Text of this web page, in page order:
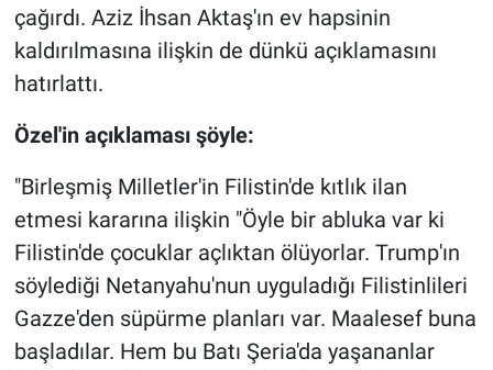
çağırdı. Aziz İhsan Aktaş'ın ev hapsinin
kaldırılmasına ilişkin de dünkü açıklamasını
hatırlattı.
Özel'in açıklaması şöyle:
"Birleşmiş Milletler'in Filistin'de kıtlık ilan
etmesi kararına ilişkin "Öyle bir abluka var ki
Filistin'de çocuklar açlıktan ölüyorlar. Trump'ın
söylediği Netanyahu'nun uyguladığı Filistinlileri
Gazze'den süpürme planları var. Maalesef buna
başladılar. Hem bu Batı Şeria'da yaşananlar
İlan
Kimdir
Koronavirüs
Kültür Sanat
Ne demişti
Nedir
Popüler